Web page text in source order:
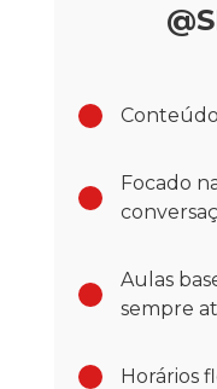
Focado
Aulas
sempre
Horários